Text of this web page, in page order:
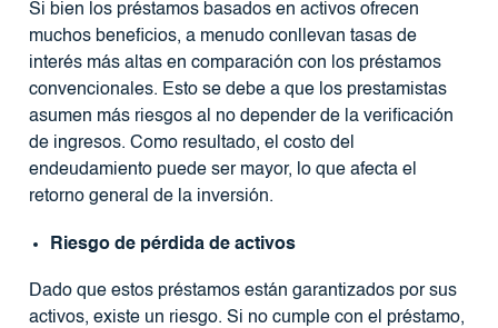
Si bien los préstamos basados ​​en activos ofrecen
muchos beneficios, a menudo conllevan tasas de
interés más altas en comparación con los préstamos
convencionales. Esto se debe a que los prestamistas
asumen más riesgos al no depender de la verificación
de ingresos. Como resultado, el costo del
endeudamiento puede ser mayor, lo que afecta el
retorno general de la inversión.
Riesgo de pérdida de activos
Dado que estos préstamos están garantizados por sus
activos, existe un riesgo. Si no cumple con el préstamo,